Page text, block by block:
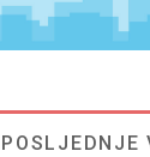
POSLJEDNJE